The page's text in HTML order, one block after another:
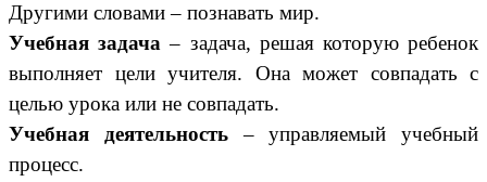
Другими словами – познавать мир.
Учебная задача – задача, решая которую ребенок
выполняет цели учителя. Она может совпадать с
целью урока или не совпадать.
Учебная деятельность– управляемый учебный
процесс.